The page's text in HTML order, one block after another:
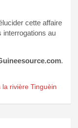
cette affaire
interrogations au
.
rivière Tinguèin